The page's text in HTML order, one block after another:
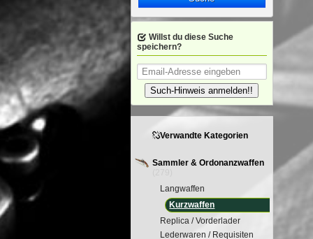
Willst du diese Suche
speichern?
Such-Hinweis anmelden!!
Verwandte Kategorien
Sammler & Ordonanzwaffen
Langwaffen
Kurzwaffen
Replica / Vorderlader
Lederwaren / Requisiten